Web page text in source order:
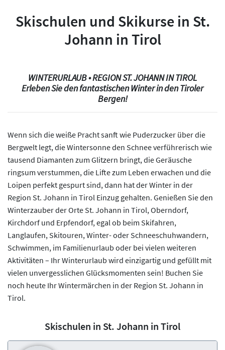
Skischulen und Skikurse in St.
Johann in Tirol
WINTERURLAUB • REGION ST. JOHANN IN TIROL
Erleben Sie den fantastischen Winter in den Tiroler
Bergen!
Wenn sich die weiße Pracht sanft wie Puderzucker über die
Bergwelt legt, die Wintersonne den Schnee verführerisch wie
tausend Diamanten zum Glitzern bringt, die Geräusche
ringsum verstummen, die Lifte zum Leben erwachen und die
Loipen perfekt gespurt sind, dann hat der Winter in der
Region St. Johann in Tirol Einzug gehalten. Genießen Sie den
Winterzauber der Orte St. Johann in Tirol, Oberndorf,
Kirchdorf und Erpfendorf, egal ob beim Skifahren,
Langlaufen, Skitouren, Winter- oder Schneeschuhwandern,
Schwimmen, im Familienurlaub oder bei vielen weiteren
Aktivitäten – Ihr Winterurlaub wird einzigartig und gefüllt mit
vielen unvergesslichen Glücksmomenten sein! Buchen Sie
noch heute Ihr Wintermärchen in der Region St. Johann in
Tirol.
Skischulen in St. Johann in Tirol